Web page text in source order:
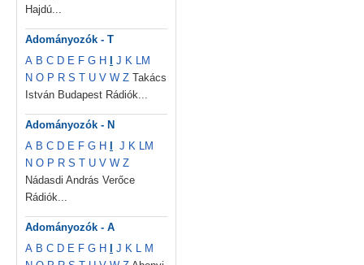
Hajdú...
Adományozók - T
A B C D E F G H J K LM
N O P R S T U V W Z Takács
István Budapest Rádiók...
Adományozók - N
A B C D E F G H J K LM
N O P R S T U V W Z
Nádasdi András Verőce
Rádiók...
Adományozók - A
A B C D E F G H J K L M